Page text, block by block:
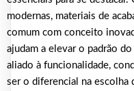
modernas, materiais de
comum com conceito
ajudam a elevar o padrão
aliado à funcionalidade,
ser o diferencial na escolha